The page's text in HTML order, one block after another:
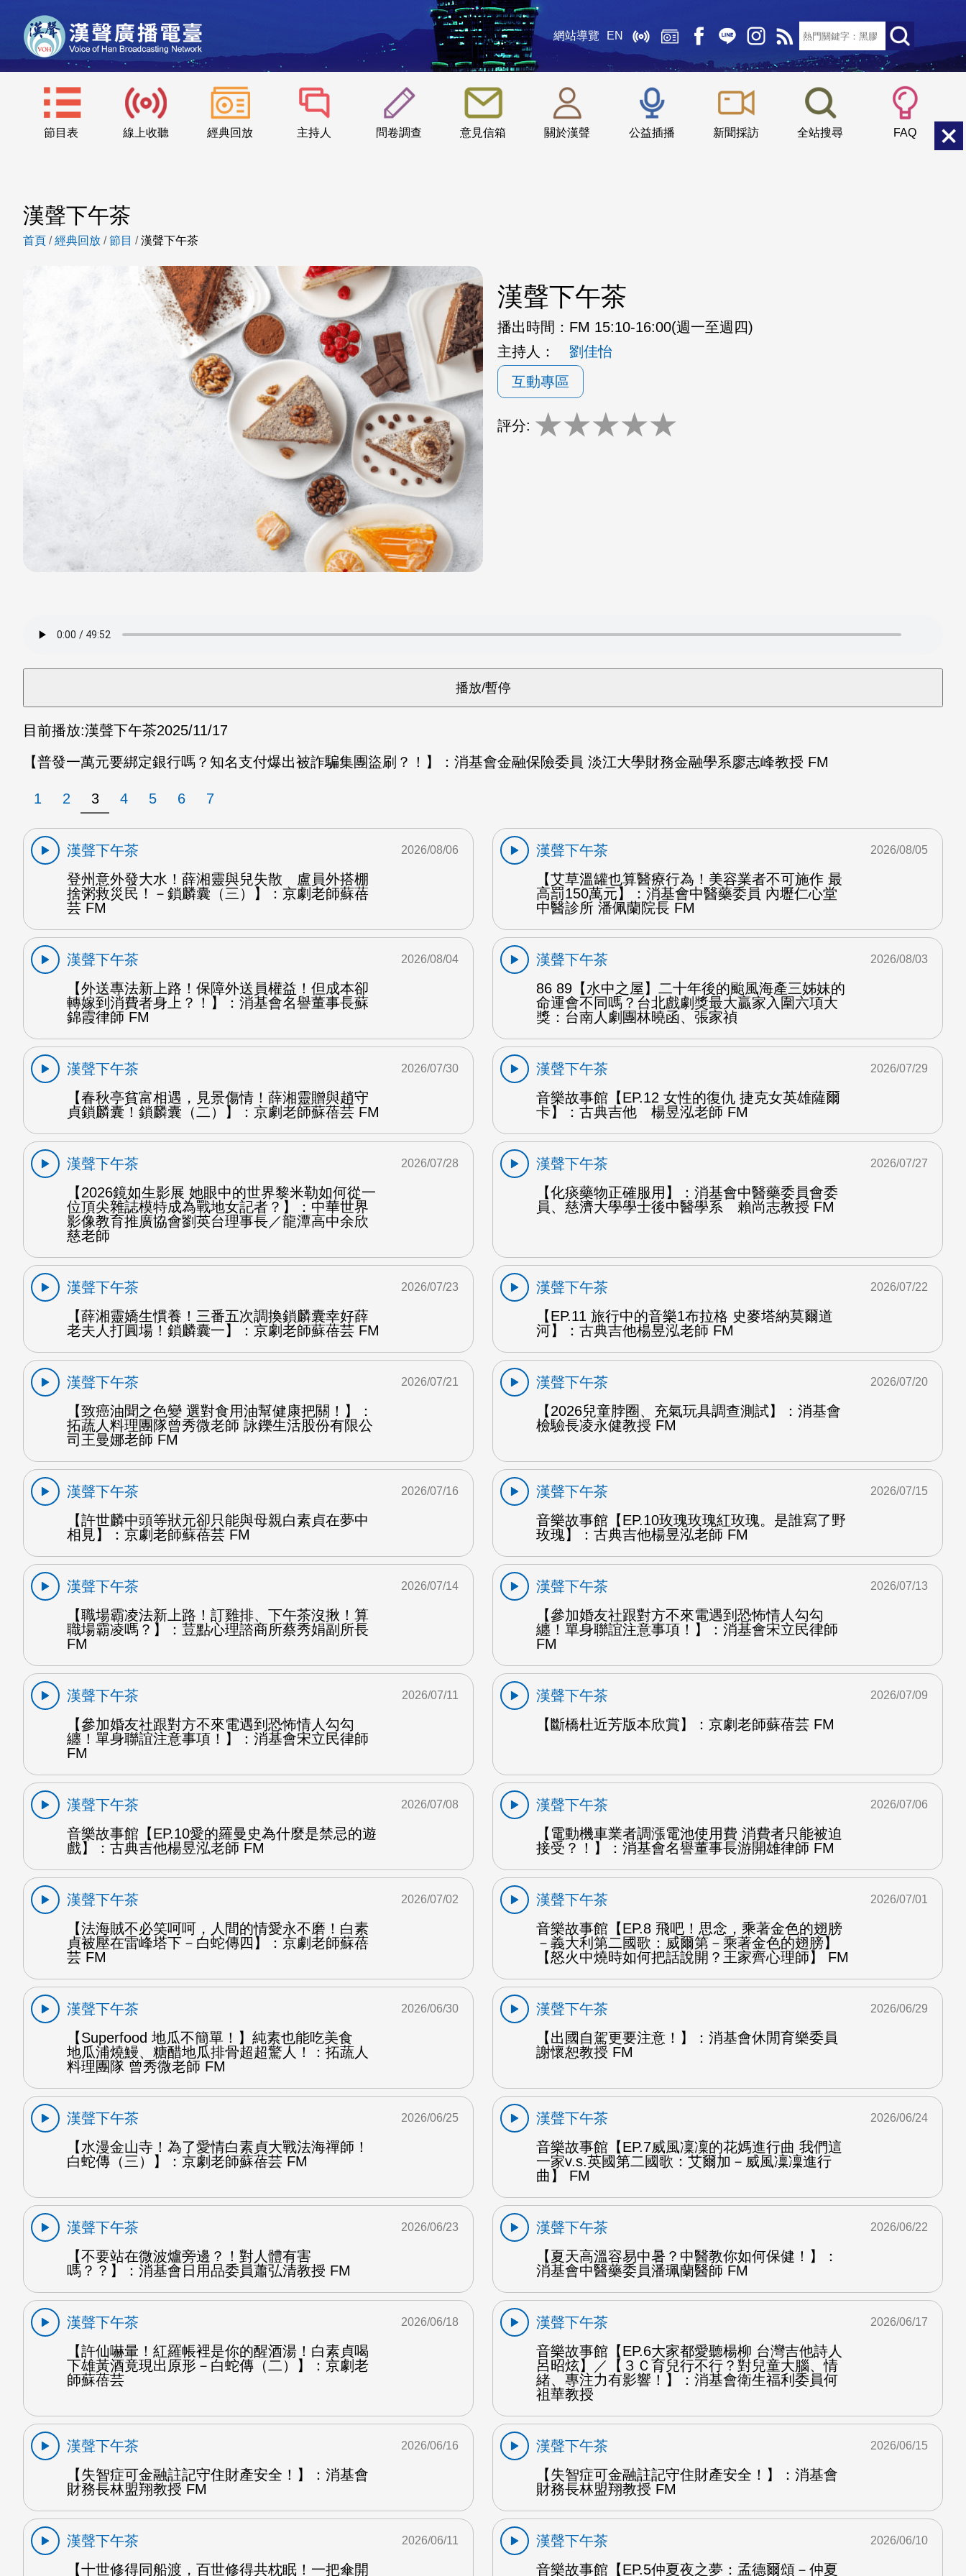
網站導覽 EN
節目表 線上收聽 經典回放 主持人 問卷調查 意見信箱 關於漢聲 公益插播 新聞採訪 全站搜尋 FAQ
::: 小 中
漢聲下午茶
首頁 /經典回放 /節目 /漢聲下午茶
漢聲下午茶
播出時間： FM 15:10-16:00(週一至週四)
主持人：
劉佳怡
互動專區
評分: ★★★★★
目前播放:漢聲下午茶2025/11/17
【普發一萬元要綁定銀行嗎？知名支付爆出被詐騙集團盜刷？！】：消基會金融保險委員 淡江大學財務金融學系廖志峰教授 FM
1 2 3 4 5 6 7
漢聲下午茶
登州意外發大水！薛湘靈與兒失散 盧員外搭棚
捨粥救災民！－鎖麟囊（三）】：京劇老師蘇蓓
芸 FM
2026/08/06
漢聲下午茶
【艾草溫罐也算醫療行為！美容業者不可施作 最
高罰150萬元】：消基會中醫藥委員 內壢仁心堂
中醫診所 潘佩蘭院長 FM
2026/08/05
漢聲下午茶
【外送專法新上路！保障外送員權益！但成本卻
轉嫁到消費者身上？！】：消基會名譽董事長蘇
錦霞律師 FM
2026/08/04
漢聲下午茶
86 89【水中之屋】二十年後的颱風海產三姊妹的
命運會不同嗎？台北戲劇獎最大贏家入圍六項大
獎：台南人劇團林曉函、張家禎
2026/08/03
漢聲下午茶
【春秋亭貧富相遇，見景傷情！薛湘靈贈與趙守
貞鎖麟囊！鎖麟囊（二）】：京劇老師蘇蓓芸 FM
2026/07/30
漢聲下午茶
音樂故事館【EP.12 女性的復仇 捷克女英雄薩爾
卡】：古典吉他 楊昱泓老師 FM
2026/07/29
漢聲下午茶
【2026鏡如生影展 她眼中的世界黎米勒如何從一
位頂尖雜誌模特成為戰地女記者？】：中華世界
影像教育推廣協會劉英台理事長／龍潭高中余欣
慈老師
2026/07/28
漢聲下午茶
【化痰藥物正確服用】：消基會中醫藥委員會委
員、慈濟大學學士後中醫學系 賴尚志教授 FM
2026/07/27
漢聲下午茶
【薛湘靈嬌生慣養！三番五次調換鎖麟囊幸好薛
老夫人打圓場！鎖麟囊一】：京劇老師蘇蓓芸 FM
2026/07/23
漢聲下午茶
【EP.11 旅行中的音樂1布拉格 史麥塔納莫爾道
河】：古典吉他楊昱泓老師 FM
2026/07/22
漢聲下午茶
【致癌油聞之色變 選對食用油幫健康把關！】：
拓蔬人料理團隊曾秀微老師 詠鑠生活股份有限公
司王曼娜老師 FM
2026/07/21
漢聲下午茶
【2026兒童脖圈、充氣玩具調查測試】：消基會
檢驗長凌永健教授 FM
2026/07/20
漢聲下午茶
【許世麟中頭等狀元卻只能與母親白素貞在夢中
相見】：京劇老師蘇蓓芸 FM
2026/07/16
漢聲下午茶
音樂故事館【EP.10玫瑰玫瑰紅玫瑰。是誰寫了野
玫瑰】：古典吉他楊昱泓老師 FM
2026/07/15
漢聲下午茶
【職場霸凌法新上路！訂雞排、下午茶沒揪！算
職場霸凌嗎？】：荳點心理諮商所蔡秀娟副所長
FM
2026/07/14
漢聲下午茶
【參加婚友社跟對方不來電遇到恐怖情人勾勾
纏！單身聯誼注意事項！】：消基會宋立民律師
FM
2026/07/13
漢聲下午茶
【參加婚友社跟對方不來電遇到恐怖情人勾勾
纏！單身聯誼注意事項！】：消基會宋立民律師
FM
2026/07/11
漢聲下午茶
【斷橋杜近芳版本欣賞】：京劇老師蘇蓓芸 FM
2026/07/09
漢聲下午茶
音樂故事館【EP.10愛的羅曼史為什麼是禁忌的遊
戲】：古典吉他楊昱泓老師 FM
2026/07/08
漢聲下午茶
【電動機車業者調漲電池使用費 消費者只能被迫
接受？！】：消基會名譽董事長游開雄律師 FM
2026/07/06
漢聲下午茶
【法海賊不必笑呵呵，人間的情愛永不磨！白素
貞被壓在雷峰塔下－白蛇傳四】：京劇老師蘇蓓
芸 FM
2026/07/02
漢聲下午茶
音樂故事館【EP.8 飛吧！思念，乘著金色的翅膀
－義大利第二國歌：威爾第－乘著金色的翅膀】
【怒火中燒時如何把話說開？王家齊心理師】 FM
2026/07/01
漢聲下午茶
【Superfood 地瓜不簡單！】純素也能吃美食
地瓜浦燒鰻、糖醋地瓜排骨超超驚人！：拓蔬人
料理團隊 曾秀微老師 FM
2026/06/30
漢聲下午茶
【出國自駕更要注意！】：消基會休閒育樂委員
謝懷恕教授 FM
2026/06/29
漢聲下午茶
【水漫金山寺！為了愛情白素貞大戰法海禪師！
白蛇傳（三）】：京劇老師蘇蓓芸 FM
2026/06/25
漢聲下午茶
音樂故事館【EP.7威風凜凜的花媽進行曲 我們這
一家v.s.英國第二國歌：艾爾加－威風凜凜進行
曲】 FM
2026/06/24
漢聲下午茶
【不要站在微波爐旁邊？！對人體有害
嗎？？】：消基會日用品委員蕭弘清教授 FM
2026/06/23
漢聲下午茶
【夏天高溫容易中暑？中醫教你如何保健！】：
消基會中醫藥委員潘珮蘭醫師 FM
2026/06/22
漢聲下午茶
【許仙嚇暈！紅羅帳裡是你的醒酒湯！白素貞喝
下雄黃酒竟現出原形－白蛇傳（二）】：京劇老
師蘇蓓芸
2026/06/18
漢聲下午茶
音樂故事館【EP.6大家都愛聽楊柳 台灣吉他詩人
呂昭炫】／【３Ｃ育兒行不行？對兒童大腦、情
緒、專注力有影響！】：消基會衛生福利委員何
祖華教授
2026/06/17
漢聲下午茶
【失智症可金融註記守住財產安全！】：消基會
財務長林盟翔教授 FM
2026/06/16
漢聲下午茶
【失智症可金融註記守住財產安全！】：消基會
財務長林盟翔教授 FM
2026/06/15
漢聲下午茶
【十世修得同船渡，百世修得共枕眠！一把傘開
2026/06/11
漢聲下午茶
音樂故事館【EP.5仲夏夜之夢：孟德爾頌－仲夏
2026/06/10